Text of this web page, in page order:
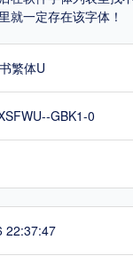
就一定存在该字体！
繁体U
GBK1-0
22:37:47